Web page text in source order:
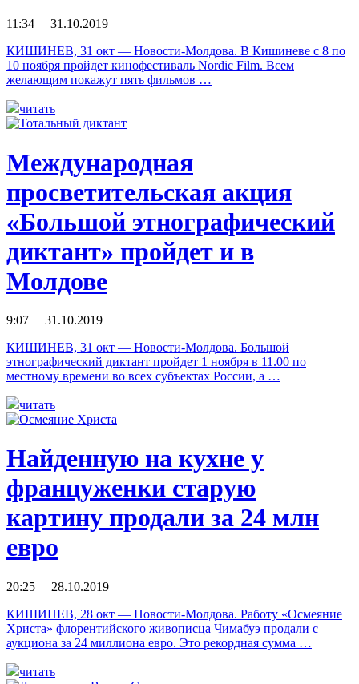
11:34 31.10.2019
КИШИНЕВ, 31 окт — Новости-Молдова. В Кишиневе с 8 по
10 ноября пройдет кинофестиваль Nordic Film. Всем
желающим покажут пять фильмов …
читать
Международная
просветительская акция
«Большой этнографический
диктант» пройдет и в
Молдове
9:07 31.10.2019
КИШИНЕВ, 31 окт — Новости-Молдова. Большой
этнографический диктант пройдет 1 ноября в 11.00 по
местному времени во всех субъектах России, а …
читать
Найденную на кухне у
француженки старую
картину продали за 24 млн
евро
20:25 28.10.2019
КИШИНЕВ, 28 окт — Новости-Молдова. Работу «Осмеяние
Христа» флорентийского живописца Чимабуэ продали с
аукциона за 24 миллиона евро. Это рекордная сумма …
читать